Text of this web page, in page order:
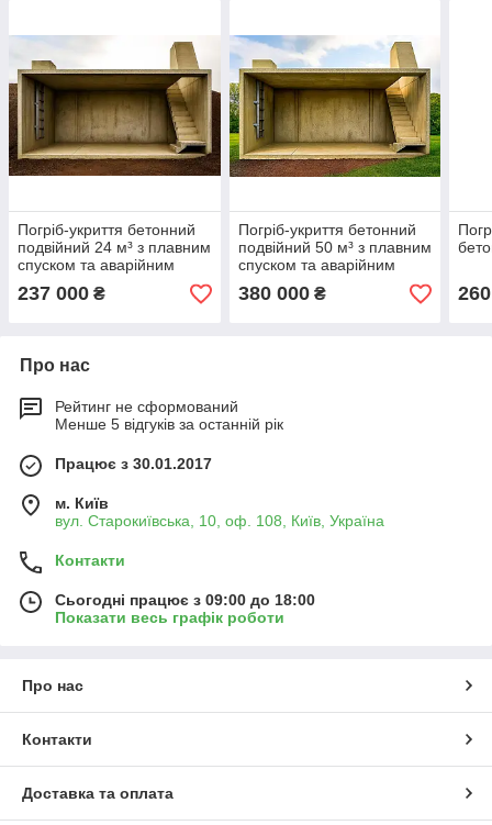
Погріб-укриття бетонний
подвійний 24 м³ з плавним
спуском та аварійним
виходом
237 000 ₴
Погріб-укриття бетонний
подвійний 50 м³ з плавним
спуском та аварійним
виходом
380 000₴
Про нас
Рейтинг не сформований
Менше 5 відгуків за останній рік
Працює з 30.01.2017
м. Київ
вул. Старокиївська, 10, оф. 108, Київ, Україна
Контакти
Сьогодні працює з 09:00 до 18:00
Показати весь графік роботи
Про нас
Контакти
Доставка та оплата